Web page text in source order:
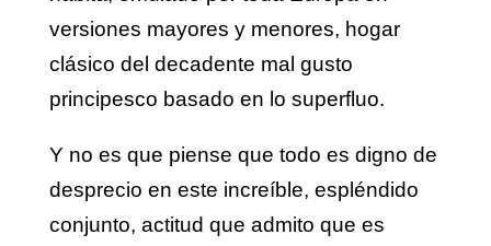
versiones mayores y menores, hogar
clásico del decadente mal gusto
principesco basado en lo superfluo.
Y no es que piense que todo es digno de
desprecio en este increíble, espléndido
conjunto, actitud que admito que es